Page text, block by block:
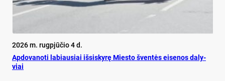
2026 m. rugpjūčio 4 d.
Ap­do­va­no­ti la­biau­siai iš­si­sky­rę Mies­to šven­tės ei­se­nos da­ly­
viai